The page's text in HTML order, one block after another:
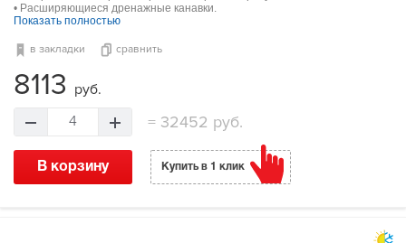
• Расширяющиеся дренажные канавки.
Показать полностью
в закладки сравнить
8113 руб.
4 = 32452 руб.
В корзину Купить в 1 клик